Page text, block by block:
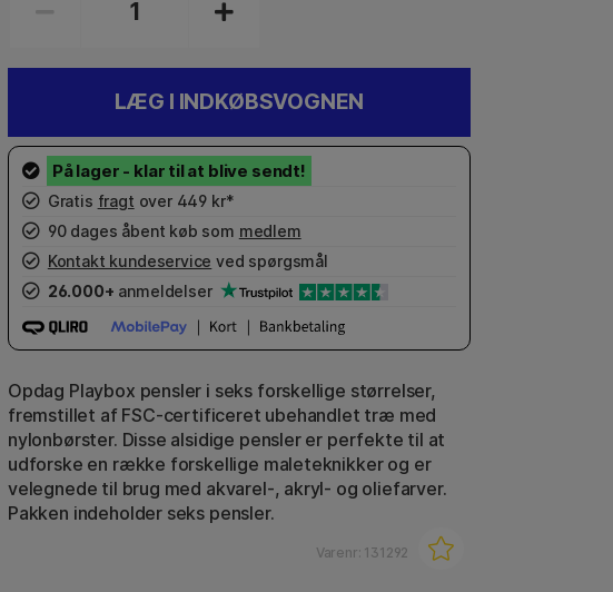
LÆG I INDKØBSVOGNEN
Gratis fragt over 449 kr*
90 dages åbent køb som medlem
Kontakt kundeservice ved spørgsmål
26.000+ anmeldelser
Opdag Playbox pensler i seks forskellige størrelser,
fremstillet af FSC-certificeret ubehandlet træ med
nylonbørster. Disse alsidige pensler er perfekte til at
udforske en række forskellige maleteknikker og er
velegnede til brug med akvarel-, akryl- og oliefarver.
Pakken indeholder seks pensler.
Varenr: 131292